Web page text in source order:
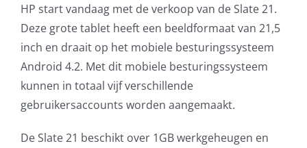
AVG
Office365
Glasvezelverbindingen
Microsoft software licenties
HP start vandaag met de verkoop van de Slate 21.
Deze grote tablet heeft een beeldformaat van 21,5
inch en draait op het mobiele besturingssysteem
Android 4.2. Met dit mobiele besturingssysteem
kunnen in totaal vijf verschillende
gebruikersaccounts worden aangemaakt.
De Slate 21 beschikt over 1GB werkgeheugen en